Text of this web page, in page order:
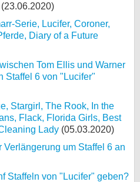
(23.06.2020)
Serie, Lucifer, Coroner,
Diary of a Future
Tom Ellis und Warner
Staffel 6 von "Lucifer"
Stargirl, The Rook, In the
Flack, Florida Girls, Best
Lady (05.03.2020)
um Staffel 6 an
Staffeln von "Lucifer" geben?